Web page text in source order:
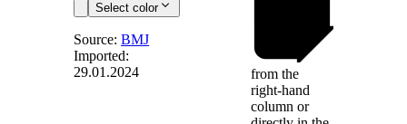
Select color
Art. 29a
Source:BMJ
Imported:
29.01.2024
from the
right-hand
column or